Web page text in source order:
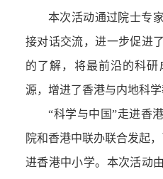
本次活动通过院士专
接对话交流，进一步促进
的了解，将最前沿的科研
源，增进了香港与内地科学
“科学与中国”走进香
院和香港中联办联合发起
进香港中小学。本次活动